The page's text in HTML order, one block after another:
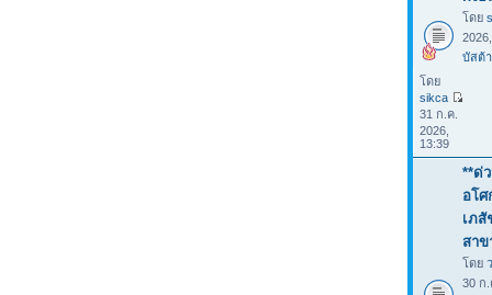
โดย
บัสต้า
โดย
sikca
31 ก.ค.
2026,
13:39
**ด่
อโ
เภสั
สาข
โดย
30 ก.